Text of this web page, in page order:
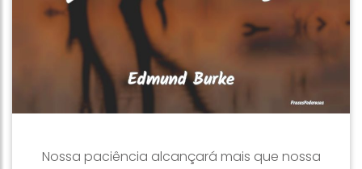
Nossa paciência alcançará mais que nossa